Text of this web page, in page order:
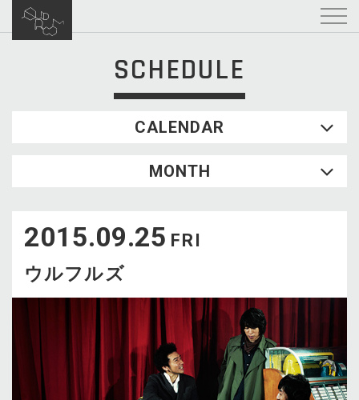
SCHEDULE
CALENDAR
WED
2
3 4 5
16
17
23
24 25 26 27 28
29
30
31
MONTH
2015.09.25 FRI
ウルフルズ